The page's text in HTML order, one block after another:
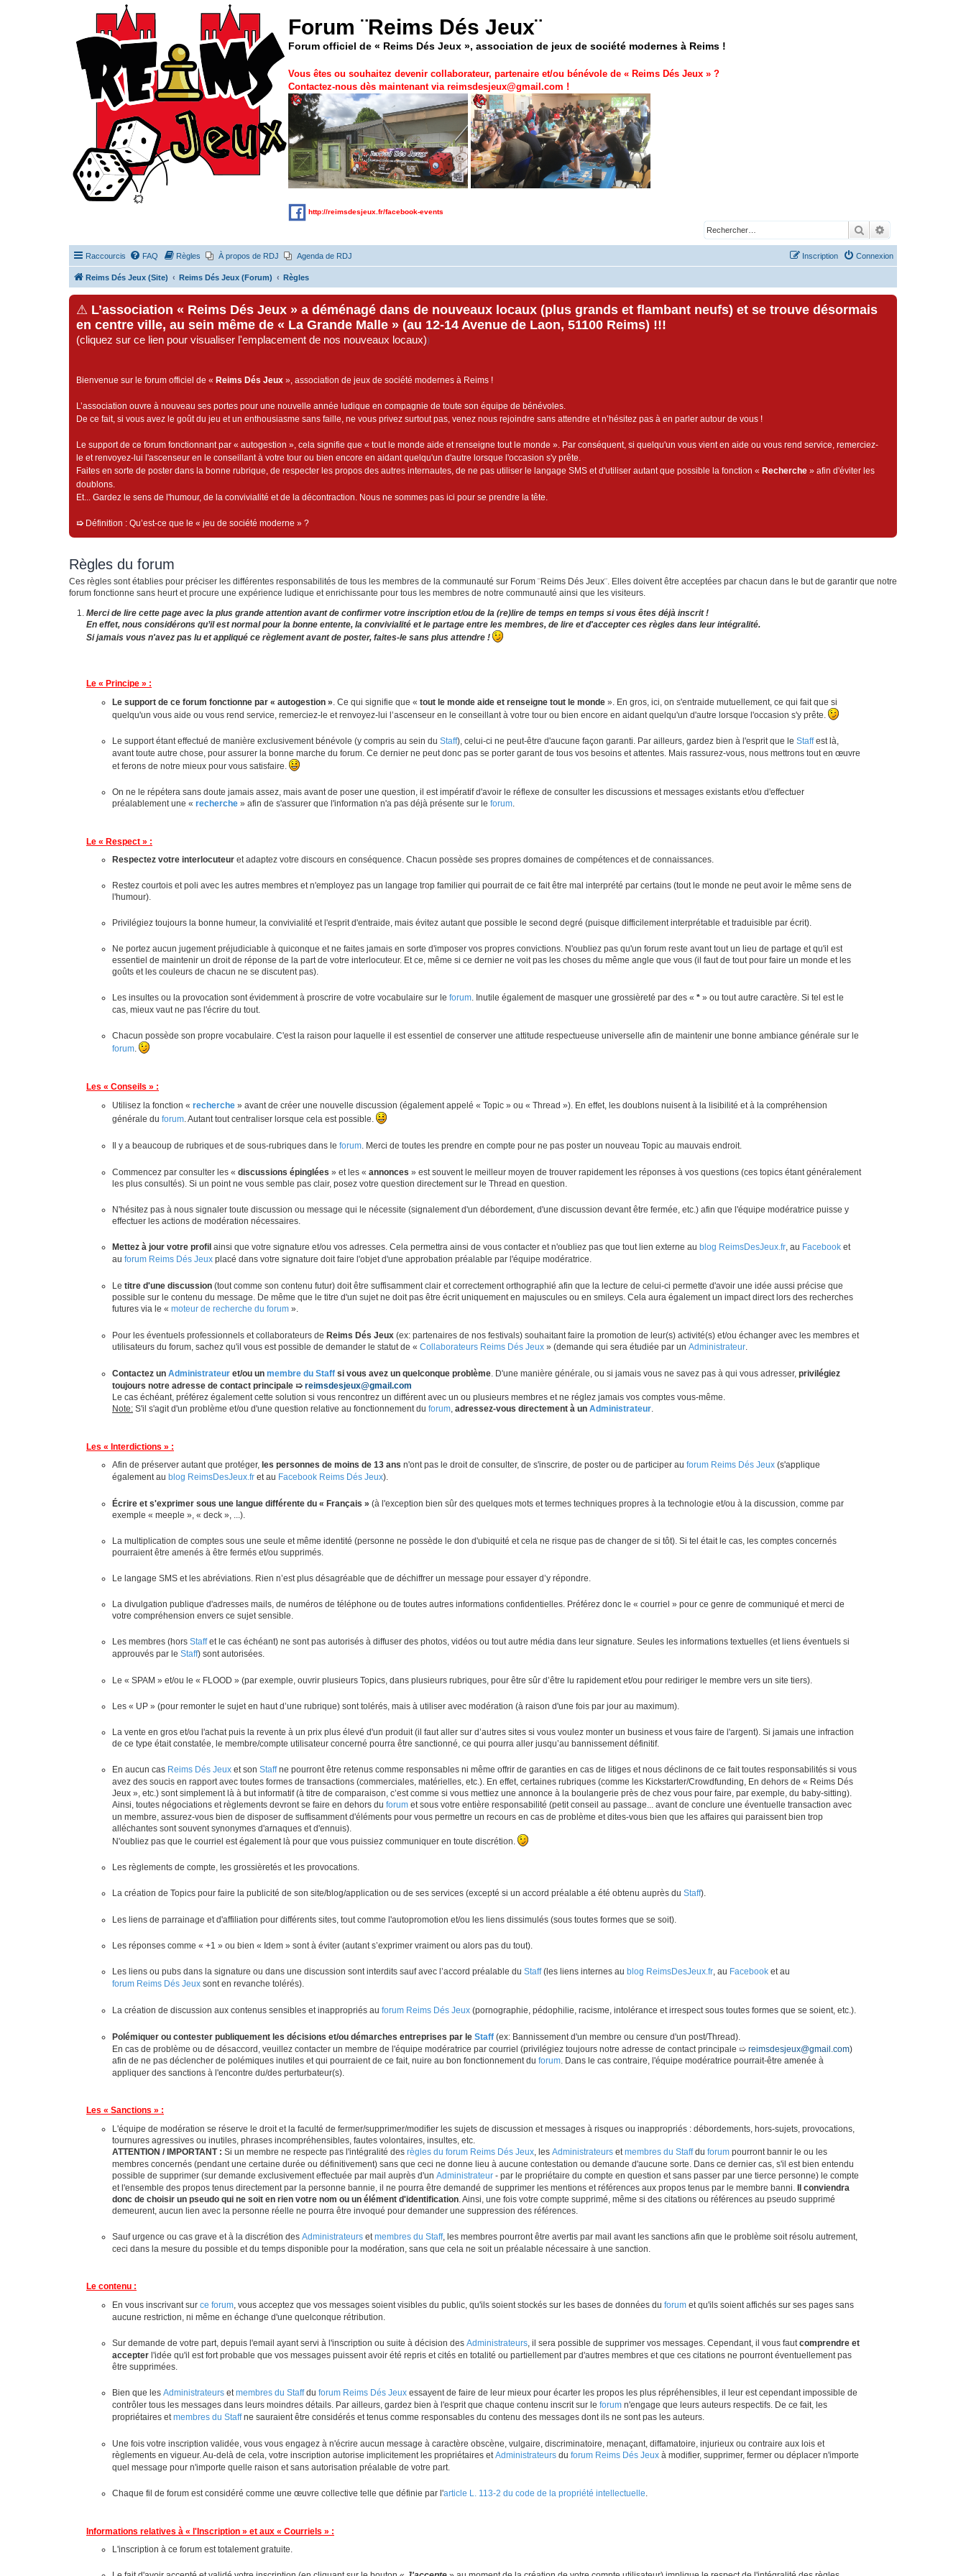
Forum ¨Reims Dés Jeux¨
Forum officiel de « Reims Dés Jeux », association de jeux de société modernes à Reims !
Vous êtes ou souhaitez devenir collaborateur, partenaire et/ou bénévole de « Reims Dés Jeux » ?
Contactez-nous dès maintenant via reimsdesjeux@gmail.com !
http://reimsdesjeux.fr/facebook-events
Rechercher
Raccourcis FAQ Règles À propos de RDJ Agenda de RDJ Connexion
Inscription
Reims Dés Jeux (Site) Reims Dés Jeux (Forum) Règles
⚠ L’association « Reims Dés Jeux » a déménagé dans de nouveaux locaux (plus grands et flambant neufs) et se trouve désormais
en centre ville, au sein même de « La Grande Malle » (au 12-14 Avenue de Laon, 51100 Reims) !!!
(cliquez sur ce lien pour visualiser l'emplacement de nos nouveaux locaux))
Bienvenue sur le forum officiel de « Reims Dés Jeux », association de jeux de société modernes à Reims !
L’association ouvre à nouveau ses portes pour une nouvelle année ludique en compagnie de toute son équipe de bénévoles.
De ce fait, si vous avez le goût du jeu et un enthousiasme sans faille, ne vous privez surtout pas, venez nous rejoindre sans attendre et n’hésitez pas à en parler autour de vous !
Le support de ce forum fonctionnant par « autogestion », cela signifie que « tout le monde aide et renseigne tout le monde ». Par conséquent, si quelqu'un vous vient en aide ou vous rend service, remerciez-
le et renvoyez-lui l'ascenseur en le conseillant à votre tour ou bien encore en aidant quelqu'un d'autre lorsque l'occasion s'y prête.
Faites en sorte de poster dans la bonne rubrique, de respecter les propos des autres internautes, de ne pas utiliser le langage SMS et d'utiliser autant que possible la fonction « Recherche » afin d'éviter les
doublons.
Et... Gardez le sens de l'humour, de la convivialité et de la décontraction. Nous ne sommes pas ici pour se prendre la tête.
➯ Définition : Qu’est-ce que le « jeu de société moderne » ?
Règles du forum
Ces règles sont établies pour préciser les différentes responsabilités de tous les membres de la communauté sur Forum ¨Reims Dés Jeux¨. Elles doivent être acceptées par chacun dans le but de garantir que notre
forum fonctionne sans heurt et procure une expérience ludique et enrichissante pour tous les membres de notre communauté ainsi que les visiteurs.
Merci de lire cette page avec la plus grande attention avant de confirmer votre inscription et/ou de la (re)lire de temps en temps si vous êtes déjà inscrit !
En effet, nous considérons qu’il est normal pour la bonne entente, la convivialité et le partage entre les membres, de lire et d'accepter ces règles dans leur intégralité.
Si jamais vous n'avez pas lu et appliqué ce règlement avant de poster, faites-le sans plus attendre !
Le « Principe » :
Le support de ce forum fonctionne par « autogestion » . Ce qui signifie que « tout le monde aide et renseigne tout le monde ». En gros, ici, on s'entraide mutuellement, ce qui fait que si
quelqu'un vous aide ou vous rend service, remerciez-le et renvoyez-lui l’ascenseur en le conseillant à votre tour ou bien encore en aidant quelqu'un d'autre lorsque l'occasion s'y prête.
Le support étant effectué de manière exclusivement bénévole (y compris au sein du Staff), celui-ci ne peut-être d'aucune façon garanti. Par ailleurs, gardez bien à l'esprit que le Staffest là,
avant toute autre chose, pour assurer la bonne marche du forum. Ce dernier ne peut donc pas se porter garant de tous vos besoins et attentes. Mais rassurez-vous, nous mettrons tout en œuvre
et ferons de notre mieux pour vous satisfaire.
On ne le répétera sans doute jamais assez, mais avant de poser une question, il est impératif d'avoir le réflexe de consulter les discussions et messages existants et/ou d'effectuer
préalablement une « recherche » afin de s'assurer que l'information n'a pas déjà présente sur le forum
Le « Respect » :
Respectez votre interlocuteur et adaptez votre discours en conséquence. Chacun possède ses propres domaines de compétences et de connaissances.
Restez courtois et poli avec les autres membres et n'employez pas un langage trop familier qui pourrait de ce fait être mal interprété par certains (tout le monde ne peut avoir le même sens de
l'humour).
Privilégiez toujours la bonne humeur, la convivialité et l'esprit d'entraide, mais évitez autant que possible le second degré (puisque difficilement interprétable et traduisible par écrit).
Ne portez aucun jugement préjudiciable à quiconque et ne faites jamais en sorte d'imposer vos propres convictions. N'oubliez pas qu'un forum reste avant tout un lieu de partage et qu'il est
essentiel de maintenir un droit de réponse de la part de votre interlocuteur. Et ce, même si ce dernier ne voit pas les choses du même angle que vous (il faut de tout pour faire un monde et les
goûts et les couleurs de chacun ne se discutent pas).
Les insultes ou la provocation sont évidemment à proscrire de votre vocabulaire sur le forum. Inutile également de masquer une grossièreté par des « * » ou tout autre caractère. Si tel est le
cas, mieux vaut ne pas l'écrire du tout.
Chacun possède son propre vocabulaire. C'est la raison pour laquelle il est essentiel de conserver une attitude respectueuse universelle afin de maintenir une bonne ambiance générale sur le
forum.
Les « Conseils » :
Utilisez la fonction « recherche » avant de créer une nouvelle discussion (également appelé « Topic » ou « Thread »). En effet, les doublons nuisent à la lisibilité et à la compréhension
générale du forum . Autant tout centraliser lorsque cela est possible.
Il y a beaucoup de rubriques et de sous-rubriques dans le forum . Merci de toutes les prendre en compte pour ne pas poster un nouveau Topic au mauvais endroit.
Commencez par consulter les « discussions épinglées » et les « annonces » est souvent le meilleur moyen de trouver rapidement les réponses à vos questions (ces topics étant généralement
les plus consultés). Si un point ne vous semble pas clair, posez votre question directement sur le Thread en question.
N'hésitez pas à nous signaler toute discussion ou message qui le nécessite (signalement d'un débordement, d'une discussion devant être fermée, etc.) afin que l'équipe modératrice puisse y
effectuer les actions de modération nécessaires.
Mettez à jour votre profil ainsi que votre signature et/ou vos adresses. Cela permettra ainsi de vous contacter et n'oubliez pas que tout lien externe au blog ReimsDesJeux.fr , au Facebook et
au forum Reims Dés Jeux placé dans votre signature doit faire l'objet d'une approbation préalable par l'équipe modératrice.
Le titre d'une discussion (tout comme son contenu futur) doit être suffisamment clair et correctement orthographié afin que la lecture de celui-ci permette d'avoir une idée aussi précise que
possible sur le contenu du message. De même que le titre d'un sujet ne doit pas être écrit uniquement en majuscules ou en smileys. Cela aura également un impact direct lors des recherches
futures via le « moteur de recherche du forum ».
Pour les éventuels professionnels et collaborateurs de Reims Dés Jeux (ex: partenaires de nos festivals) souhaitant faire la promotion de leur(s) activité(s) et/ou échanger avec les membres et
utilisateurs du forum, sachez qu'il vous est possible de demander le statut de « Collaborateurs Reims Dés Jeux » (demande qui sera étudiée par un Administrateur
Contactez un Administrateur et/ou un membre du Staff si vous avez un quelconque problème . D'une manière générale, ou si jamais vous ne savez pas à qui vous adresser, privilégiez
toujours notre adresse de contact principale ➯ reimsdesjeux@gmail.com
Le cas échéant, préférez également cette solution si vous rencontrez un différent avec un ou plusieurs membres et ne réglez jamais vos comptes vous-même.
Note: S'il s'agit d'un problème et/ou d'une question relative au fonctionnement du forum adressez-vous directement à un Administrateur
Les « Interdictions » :
Afin de préserver autant que protéger, les personnes de moins de 13 ans n'ont pas le droit de consulter, de s'inscrire, de poster ou de participer au forum Reims Dés Jeux (s'applique
également au blog ReimsDesJeux.fr et au Facebook Reims Dés Jeux).
Écrire et s'exprimer sous une langue différente du « Français » (à l'exception bien sûr des quelques mots et termes techniques propres à la technologie et/ou à la discussion, comme par
exemple « meeple », « deck », ...).
La multiplication de comptes sous une seule et même identité (personne ne possède le don d'ubiquité et cela ne risque pas de changer de si tôt). Si tel était le cas, les comptes concernés
pourraient être amenés à être fermés et/ou supprimés.
Le langage SMS et les abréviations. Rien n’est plus désagréable que de déchiffrer un message pour essayer d’y répondre.
La divulgation publique d'adresses mails, de numéros de téléphone ou de toutes autres informations confidentielles. Préférez donc le « courriel » pour ce genre de communiqué et merci de
votre compréhension envers ce sujet sensible.
Les membres (hors Staffet le cas échéant) ne sont pas autorisés à diffuser des photos, vidéos ou tout autre média dans leur signature. Seules les informations textuelles (et liens éventuels si
approuvés par le Staff) sont autorisées.
Le « SPAM » et/ou le « FLOOD » (par exemple, ouvrir plusieurs Topics, dans plusieurs rubriques, pour être sûr d’être lu rapidement et/ou pour rediriger le membre vers un site tiers).
Les « UP » (pour remonter le sujet en haut d’une rubrique) sont tolérés, mais à utiliser avec modération (à raison d'une fois par jour au maximum).
La vente en gros et/ou l'achat puis la revente à un prix plus élevé d'un produit (il faut aller sur d’autres sites si vous voulez monter un business et vous faire de l'argent). Si jamais une infraction
de ce type était constatée, le membre/compte utilisateur concerné pourra être sanctionné, ce qui pourra aller jusqu’au bannissement définitif.
En aucun cas Reims Dés Jeux et son Staffne pourront être retenus comme responsables ni même offrir de garanties en cas de litiges et nous déclinons de ce fait toutes responsabilités si vous
avez des soucis en rapport avec toutes formes de transactions (commerciales, matérielles, etc.). En effet, certaines rubriques (comme les Kickstarter/Crowdfunding, En dehors de « Reims Dés
Jeux », etc.) sont simplement là à but informatif (à titre de comparaison, c’est comme si vous mettiez une annonce à la boulangerie près de chez vous pour faire, par exemple, du baby-sitting).
Ainsi, toutes négociations et règlements devront se faire en dehors du forum et sous votre entière responsabilité (petit conseil au passage... avant de conclure une éventuelle transaction avec
un membre, assurez-vous bien de disposer de suffisamment d'éléments pour vous permettre un recours en cas de problème et dites-vous bien que les affaires qui paraissent bien trop
alléchantes sont souvent synonymes d'arnaques et d'ennuis).
N'oubliez pas que le courriel est également là pour que vous puissiez communiquer en toute discrétion.
Les règlements de compte, les grossièretés et les provocations.
La création de Topics pour faire la publicité de son site/blog/application ou de ses services (excepté si un accord préalable a été obtenu auprès du Staff).
Les liens de parrainage et d'affiliation pour différents sites, tout comme l'autopromotion et/ou les liens dissimulés (sous toutes formes que se soit).
Les réponses comme « +1 » ou bien « Idem » sont à éviter (autant s’exprimer vraiment ou alors pas du tout).
Les liens ou pubs dans la signature ou dans une discussion sont interdits sauf avec l’accord préalable du Staff(les liens internes au blog ReimsDesJeux.fr, au Facebook et au
forum Reims Dés Jeux sont en revanche tolérés).
La création de discussion aux contenus sensibles et inappropriés au forum Reims Dés Jeux (pornographie, pédophilie, racisme, intolérance et irrespect sous toutes formes que se soient, etc.).
Polémiquer ou contester publiquement les décisions et/ou démarches entreprises par le Staff (ex: Bannissement d'un membre ou censure d'un post/Thread).
En cas de problème ou de désaccord, veuillez contacter un membre de l'équipe modératrice par courriel (privilégiez toujours notre adresse de contact principale ➯ reimsdesjeux@gmail.com)
afin de ne pas déclencher de polémiques inutiles et qui pourraient de ce fait, nuire au bon fonctionnement du forum. Dans le cas contraire, l'équipe modératrice pourrait-être amenée à
appliquer des sanctions à l'encontre du/des perturbateur(s).
Les « Sanctions » :
L'équipe de modération se réserve le droit et la faculté de fermer/supprimer/modifier les sujets de discussion et messages à risques ou inappropriés : débordements, hors-sujets, provocations,
tournures agressives ou inutiles, phrases incompréhensibles, fautes volontaires, insultes, etc.
ATTENTION / IMPORTANT : Si un membre ne respecte pas l'intégralité des règles du forum Reims Dés Jeux, les Administrateurs etmembres du Staffdu forum pourront bannir le ou les
membres concernés (pendant une certaine durée ou définitivement) sans que ceci ne donne lieu à aucune contestation ou demande d'aucune sorte. Dans ce dernier cas, s'il est bien entendu
possible de supprimer (sur demande exclusivement effectuée par mail auprès d'un Administrateur - par le propriétaire du compte en question et sans passer par une tierce personne) le compte
et l'ensemble des propos tenus directement par la personne bannie, il ne pourra être demandé de supprimer les mentions et références aux propos tenus par le membre banni.
Il conviendra
donc de choisir un pseudo qui ne soit en rien votre nom ou un élément d'identification. Ainsi, une fois votre compte supprimé, même si des citations ou références au pseudo supprimé
demeurent, aucun lien avec la personne réelle ne pourra être invoqué pour demander une suppression des références.
Sauf urgence ou cas grave et à la discrétion des Administrateurs etmembres du Staff, les membres pourront être avertis par mail avant les sanctions afin que le problème soit résolu autrement,
ceci dans la mesure du possible et du temps disponible pour la modération, sans que cela ne soit un préalable nécessaire à une sanction.
Le contenu :
En vous inscrivant sur ce forum , vous acceptez que vos messages soient visibles du public, qu'ils soient stockés sur les bases de données du forum et qu'ils soient affichés sur ses pages sans
aucune restriction, ni même en échange d'une quelconque rétribution.
Sur demande de votre part, depuis l'email ayant servi à l'inscription ou suite à décision des Administrateurs , il sera possible de supprimer vos messages. Cependant, il vous faut comprendre et
accepter l'idée qu'il est fort probable que vos messages puissent avoir été repris et cités en totalité ou partiellement par d'autres membres et que ces citations ne pourront éventuellement pas
être supprimées.
Bien que les Administrateurs et membres du Staffdu forum Reims Dés Jeux essayent de faire de leur mieux pour écarter les propos les plus répréhensibles, il leur est cependant impossible de
contrôler tous les messages dans leurs moindres détails. Par ailleurs, gardez bien à l'esprit que chaque contenu inscrit sur le forum n'engage que leurs auteurs respectifs. De ce fait, les
propriétaires et membres du Staffne sauraient être considérés et tenus comme responsables du contenu des messages dont ils ne sont pas les auteurs.
Une fois votre inscription validée, vous vous engagez à n'écrire aucun message à caractère obscène, vulgaire, discriminatoire, menaçant, diffamatoire, injurieux ou contraire aux lois et
règlements en vigueur. Au-delà de cela, votre inscription autorise implicitement les propriétaires et Administrateurs du forum Reims Dés Jeux à modifier, supprimer, fermer ou déplacer n'importe
quel message pour n'importe quelle raison et sans autorisation préalable de votre part.
Chaque fil de forum est considéré comme une œuvre collective telle que définie par l'article L. 113-2 du code de la propriété intellectuelle
Informations relatives à « l'Inscription » et aux « Courriels » :
L'inscription à ce forum est totalement gratuite.